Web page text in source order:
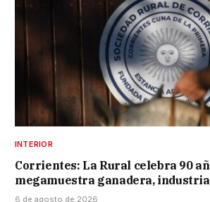
INTERIOR
Corrientes: La Rural celebra 90
megamuestra ganadera,
6 de agosto de 2026